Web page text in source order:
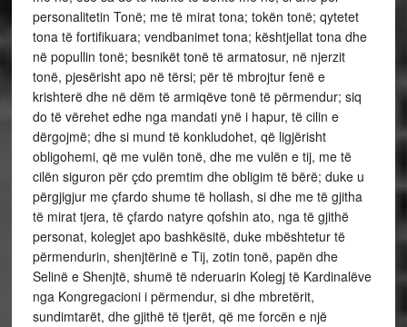
personalitetin Tonë; me të mirat tona; tokën tonë; qytetet
tona të fortifikuara; vendbanimet tona; kështjellat tona dhe
në popullin tonë; besnikët tonë të armatosur, në njerzit
tonë, pjesërisht apo në tërsi; për të mbrojtur fenë e
krishterë dhe në dëm të armiqëve tonë të përmendur; siq
do të vërehet edhe nga mandati ynë i hapur, të cilin e
dërgojmë; dhe si mund të konkludohet, që ligjërisht
obligohemi, që me vulën tonë, dhe me vulën e tij, me të
cilën siguron për çdo premtim dhe obligim të bërë; duke u
përgjigjur me çfardo shume të hollash, si dhe me të gjitha
të mirat tjera, të çfardo natyre qofshin ato, nga të gjithë
personat, kolegjet apo bashkësitë, duke mbështetur të
përmendurin, shenjtërinë e Tij, zotin tonë, papën dhe
Selinë e Shenjtë, shumë të nderuarin Kolegj të Kardinalëve
nga Kongregacioni i përmendur, si dhe mbretërit,
sundimtarët, dhe gjithë të tjerët, që me forcën e një